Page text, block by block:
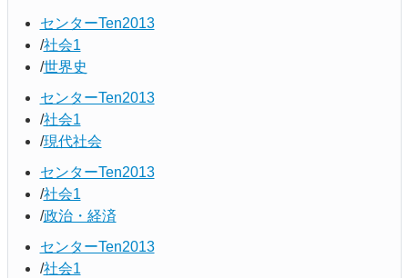
センターTen2013
社会1
世界史
センターTen2013
社会1
現代社会
センターTen2013
社会1
政治・経済
センターTen2013
社会1